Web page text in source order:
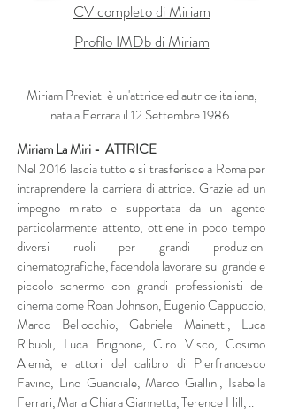
CV completo di Miriam
Profilo IMDb di Miriam
Miriam Previati è un'attrice ed autrice italiana,
nata a Ferrara il 12 Settembre 1986.
Miriam La Miri - ATTRICE
Nel 2016 lascia tutto e si trasferisce a Roma per
intraprendere la carriera di attrice. Grazie ad un
impegno mirato e supportata da un agente
particolarmente attento, ottiene in poco tempo
diversi ruoli per grandi produzioni
cinematografiche, facendola lavorare sul grande e
piccolo schermo con grandi professionisti del
cinema come Roan Johnson, Eugenio Cappuccio,
Marco Bellocchio, Gabriele Mainetti, Luca
Ribuoli, Luca Brignone, Ciro Visco, Cosimo
Alemà, e attori del calibro di Pierfrancesco
Favino, Lino Guanciale, Marco Giallini, Isabella
Ferrari, Maria Chiara Giannetta, Terence Hill, ..